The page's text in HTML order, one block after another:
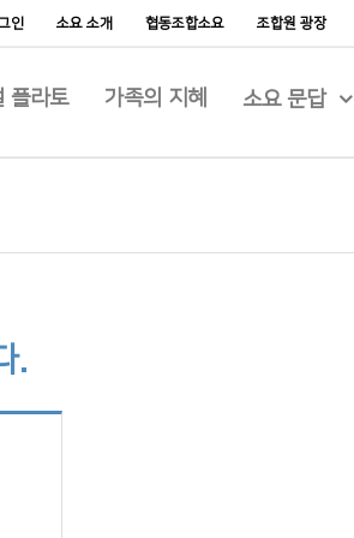
인 소요 소개 협동조합소요 조합원 광장
플라토 가족의 지혜 소요 문답
.